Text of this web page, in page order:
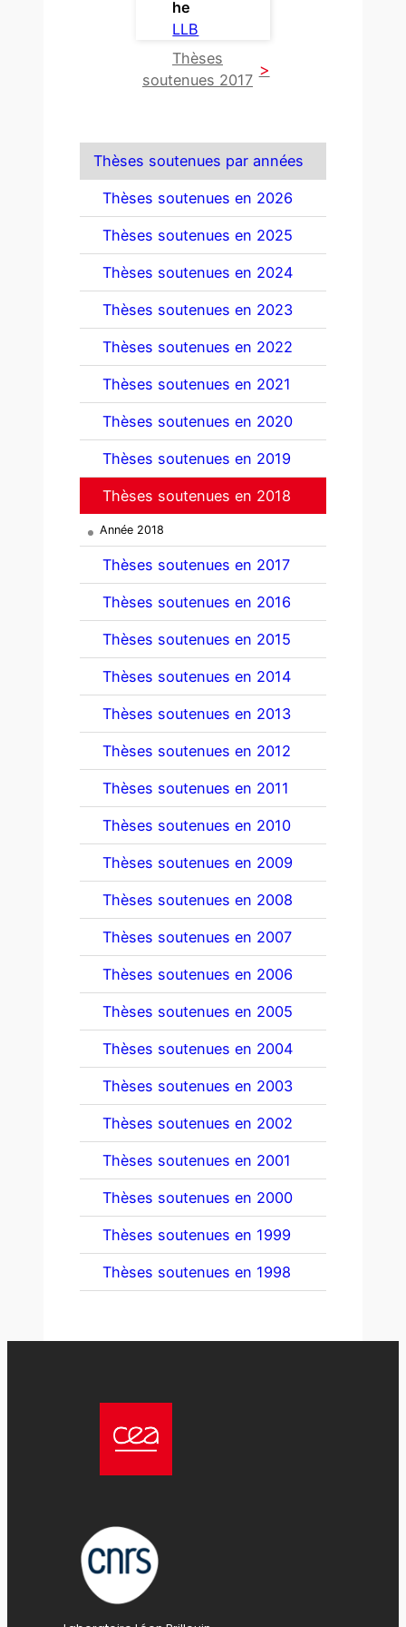
Thèses soutenues par années
Thèses soutenues en 2026
Thèses soutenues en 2025
Thèses soutenues en 2024
Thèses soutenues en 2023
Thèses soutenues en 2022
Thèses soutenues en 2021
Thèses soutenues en 2020
Thèses soutenues en 2019
Thèses soutenues en 2018
Année 2018
Thèses soutenues en 2017
Thèses soutenues en 2016
Thèses soutenues en 2015
Thèses soutenues en 2014
Thèses soutenues en 2013
Thèses soutenues en 2012
Thèses soutenues en 2011
Thèses soutenues en 2010
Thèses soutenues en 2009
Thèses soutenues en 2008
Thèses soutenues en 2007
Thèses soutenues en 2006
Thèses soutenues en 2005
Thèses soutenues en 2004
Thèses soutenues en 2003
Thèses soutenues en 2002
Thèses soutenues en 2001
Thèses soutenues en 2000
Thèses soutenues en 1999
Thèses soutenues en 1998
he
LLB
Thèses
soutenues 2017